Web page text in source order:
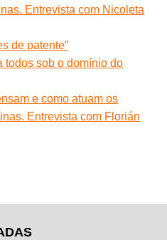
Entrevista com Nicoleta
de patente”
todos sob o domínio do
e como atuam os
Entrevista com Florián